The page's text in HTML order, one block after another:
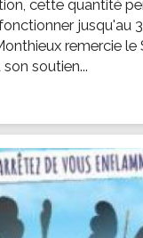
cette quantité
jusqu'au
remercie le
soutien...